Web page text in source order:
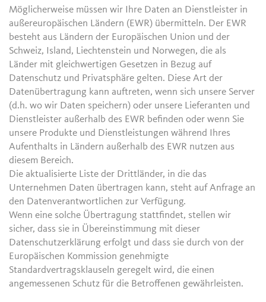
Möglicherweise müssen wir Ihre Daten an Dienstleister in
außereuropäischen Ländern (EWR) übermitteln. Der EWR
besteht aus Ländern der Europäischen Union und der
Schweiz, Island, Liechtenstein und Norwegen, die als
Länder mit gleichwertigen Gesetzen in Bezug auf
Datenschutz und Privatsphäre gelten. Diese Art der
Datenübertragung kann auftreten, wenn sich unsere Server
(d.h. wo wir Daten speichern) oder unsere Lieferanten und
Dienstleister außerhalb des EWR befinden oder wenn Sie
unsere Produkte und Dienstleistungen während Ihres
Aufenthalts in Ländern außerhalb des EWR nutzen aus
diesem Bereich.
Die aktualisierte Liste der Drittländer, in die das
Unternehmen Daten übertragen kann, steht auf Anfrage an
den Datenverantwortlichen zur Verfügung.
Wenn eine solche Übertragung stattfindet, stellen wir
sicher, dass sie in Übereinstimmung mit dieser
Datenschutzerklärung erfolgt und dass sie durch von der
Europäischen Kommission genehmigte
Standardvertragsklauseln geregelt wird, die einen
angemessenen Schutz für die Betroffenen gewährleisten.